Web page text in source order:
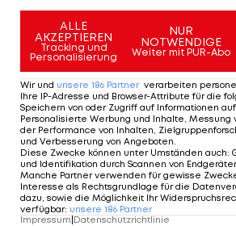
HIGHLIGHTS: LASK - SK Sturm Graz
Fußball - Frauen-Bundesliga
Mehr zum Thema
ALLE
AKZEPTIEREN
Tracking und
Personalisierung
NUR
NOTWENDIGE
Weiter mit PUR-Abo
Wir und unsere 186 Partner verarbeiten
Ihre IP-Adresse und Browser-Attribute für die
Speichern von oder Zugriff auf Informationen
Personalisierte Werbung und Inhalte, Messung
der Performance von Inhalten,
und Verbesserung von Angeboten.
Diese Zwecke können unter Umständen auch:
und Identifikation durch Scannen von
Manche Partner verwenden für gewisse
Interesse als Rechtsgrundlage für die
dazu, sowie die Möglichkeit Ihr
verfügbar: unsere 186 Partner
Impressum Datenschutzrichtlinie